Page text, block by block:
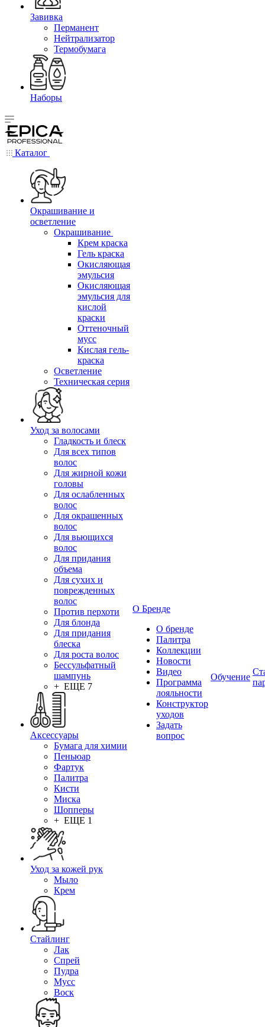
Завивка
Перманент
Нейтрализатор
Термобумага
Наборы
Каталог
Окрашивание и
осветление
Окрашивание
Крем краска
Гель краска
Окисляющая
эмульсия
Окисляющая
эмульсия для
кислой
краски
Оттеночный
мусс
Кислая гель-
краска
Осветление
Техническая серия
Уход за волосами
Гладкость и блеск
Для всех типов
волос
Для жирной кожи
головы
Для ослабленных
волос
Для окрашенных
волос
Для вьющихся
волос
Для придания
объема
Для сухих и
поврежденных
волос
Против перхоти
Для блонда
Для придания
блеска
Для роста волос
Бессульфатный
шампунь
+ ЕЩЕ 7
Аксессуары
Бумага для химии
Пеньюар
Фартук
Палитра
Кисти
Миска
Шопперы
+ ЕЩЕ 1
Уход за кожей рук
Мыло
Крем
Стайлинг
Лак
Спрей
Пудра
Мусс
Воск
О Бренде
О бренде
Палитра
Коллекции
Новости
Видео
Программа
лояльности
Конструктор
уходов
Задать
вопрос
Обучение